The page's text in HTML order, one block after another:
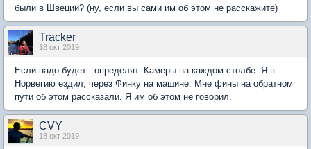
были в Швеции? (ну, если вы сами им об этом не расскажите)
Tracker
18 окт 2019
Если надо будет - определят. Камеры на каждом столбе. Я в
Норвегию ездил, через Финку на машине. Мне фины на обратном
пути об этом рассказали. Я им об этом не говорил.
CVY
18 окт 2019